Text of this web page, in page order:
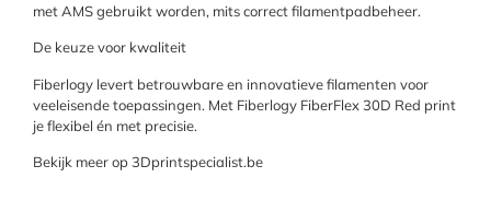
met AMS gebruikt worden, mits correct filamentpadbeheer.
De keuze voor kwaliteit
Fiberlogy levert betrouwbare en innovatieve filamenten voor
veeleisende toepassingen. Met Fiberlogy FiberFlex 30D Red print
je flexibel én met precisie.
Bekijk meer op 3Dprintspecialist.be